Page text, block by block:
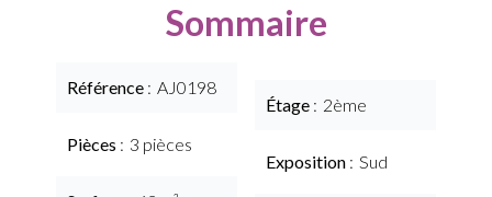
Sommaire
Référence AJ0198
Pièces 3 pièces
Étage 2ème
Exposition Sud